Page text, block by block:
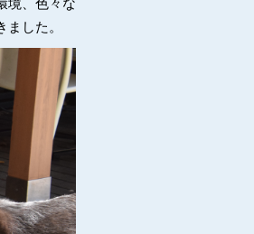
境、色々な
した。